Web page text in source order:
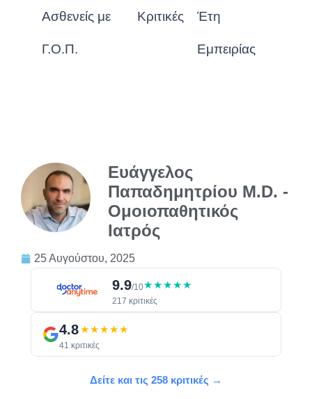
Ασθενείς με
Γ.Ο.Π.
Κριτικές Έτη
Εμπειρίας
Ευάγγελος
Παπαδημητρίου M.D. -
Ομοιοπαθητικός
Ιατρός
25 Αυγούστου, 2025
9.9/10★★★★★
217 κριτικές
4.8★★★★★
41 κριτικές
Δείτε και τις 258 κριτικές →